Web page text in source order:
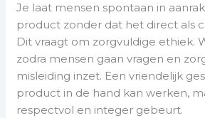
Je laat mensen spontaan in
product zonder dat het direct als
Dit vraagt om zorgvuldige ethiek.
zodra mensen gaan vragen en
misleiding inzet. Een vriendelijk
product in de hand kan werken,
respectvol en integer gebeurt.